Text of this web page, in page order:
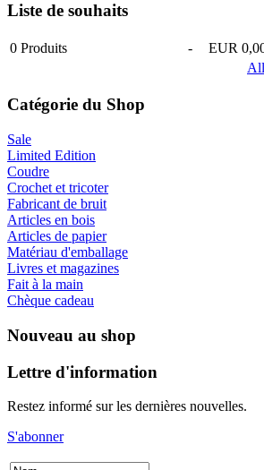
Liste de souhaits
0 Produits -
EUR
Catégorie du Shop
Sale
Limited Edition
Coudre
Crochet et tricoter
Fabricant de bruit
Articles en bois
Articles de papier
Matériau d'emballage
Livres et magazines
Fait à la main
Chèque cadeau
Nouveau au shop
Lettre d'information
Restez informé sur les dernières nouvelles.
S'abonner